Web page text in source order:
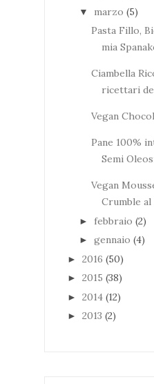
▼ marzo (5)
Pasta Fillo,
mia
Ciambella
ricettari
Vegan
Pane 100%
Semi
Vegan
Crumble al
► febbraio (2)
► gennaio (4)
► 2016 (50)
► 2015 (38)
► 2014 (12)
► 2013 (2)